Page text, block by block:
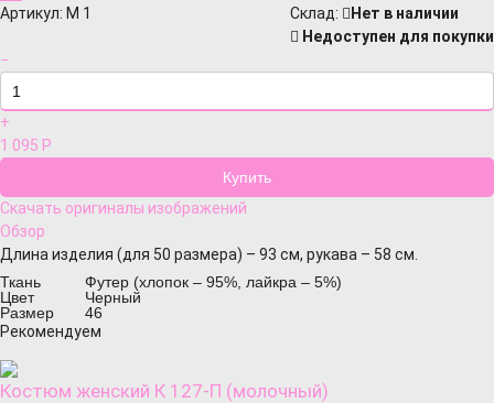
Артикул: М 1 Cклад:
Нет в наличии
Недоступен для покупки
−
+
1 095 Р
Скачать оригиналы изображений
Обзор
Длина изделия (для 50 размера) – 93 см, рукава – 58 см.
Ткань
Футер (хлопок – 95%, лайкра – 5%)
Цвет
Черный
Размер
46
Рекомендуем
Костюм женский К 127-П (молочный)